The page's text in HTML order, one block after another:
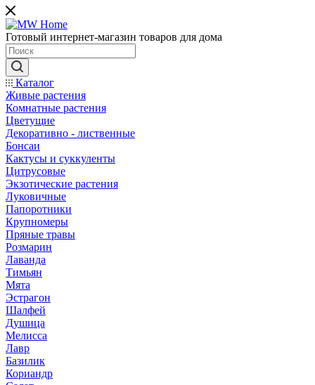
Готовый интернет-магазин товаров для дома
Каталог
Живые растения
Комнатные растения
Цветущие
Декоративно - лиственные
Бонсаи
Кактусы и суккуленты
Цитрусовые
Экзотические растения
Луковичные
Папоротники
Крупномеры
Пряные травы
Розмарин
Лаванда
Тимьян
Мята
Эстрагон
Шалфей
Душица
Мелисса
Лавр
Базилик
Кориандр